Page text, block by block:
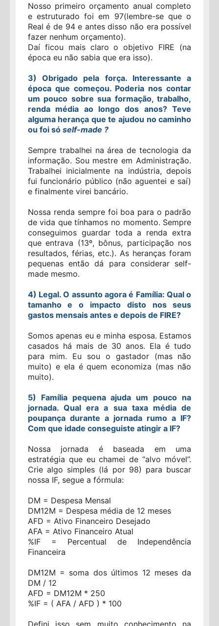
Nosso primeiro orçamento anual completo
e estruturado foi em 97(lembre-se que o
Real é de 94 e antes disso não era possível
fazer nenhum orçamento).
Daí ficou mais claro o objetivo FIRE (na
época eu não sabia que era isso).
3) Obrigado pela força. Interessante a
época que começou. Poderia nos contar
um pouco sobre sua formação, trabalho,
renda média ao longo dos anos? Teve
alguma herança que te ajudou no caminho
ou foi só self-made ?
Sempre trabalhei na área de tecnologia da
informação. Sou mestre em Administração.
Trabalhei inicialmente na indústria, depois
fui funcionário público (não aguentei e saí)
e finalmente virei bancário.
Nossa renda sempre foi boa para o padrão
de vida que tínhamos no momento. Sempre
conseguimos guardar toda a renda extra
que entrava (13º, bônus, participação nos
resultados, férias, etc.). As heranças foram
pequenas então dá para considerar self-
made mesmo.
4) Legal. O assunto agora é Família: Qual o
tamanho e o impacto disto nos seus
gastos mensais antes e depois de FIRE?
Somos apenas eu e minha esposa. Estamos
casados há mais de 30 anos. Ela é tudo
para mim. Eu sou o gastador (mas não
muito) e ela é quem economiza (mas não
muito).
5) Família pequena ajuda um pouco na
jornada. Qual era a sua taxa média de
poupança durante a jornada rumo a IF?
Com que idade conseguiste atingir a IF?
Nossa jornada é baseada em uma
estratégia que eu chamei de “alvo móvel”.
Crie algo simples (lá por 98) para buscar
nossa IF, segue a fórmula:
DM = Despesa Mensal
DM12M = Despesa média de 12 meses
AFD = Ativo Financeiro Desejado
AFA = Ativo Financeiro Atual
%IF = Percentual de Independência
Financeira
DM12M = soma dos últimos 12 meses da
DM / 12
AFD = DM12M * 250
%IF = ( AFA / AFD ) * 100
Defini isso sem muito conhecimento na